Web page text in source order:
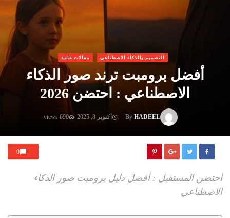
التصميم بالذكاء الاصطناعي مقالات عامة
أفضل برومبت ترند صور الذكاء
الاصطناعي : احتضن 2026
ByHADEEL أكتوبر 8, 2025 690 views
0
احتضن المستقبل : أفضل دليل برومبت صور الذكاء
الاصطناعي